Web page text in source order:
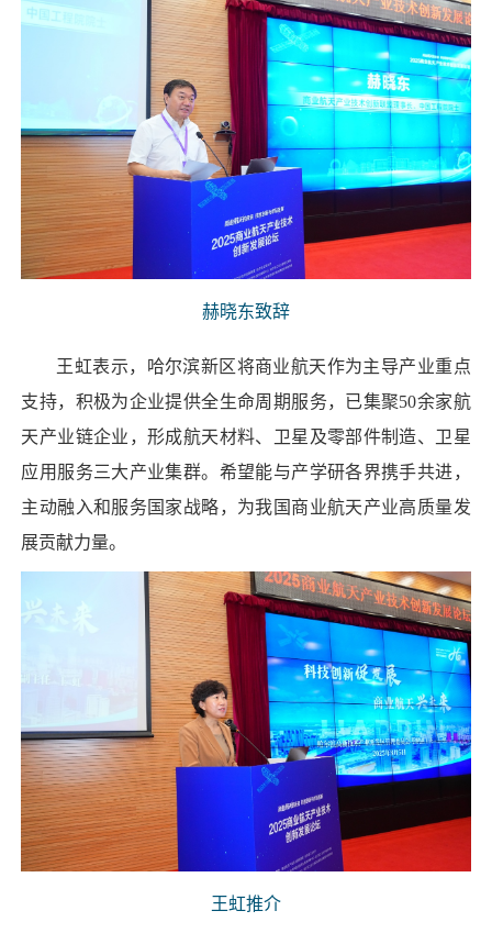
赫晓东致辞
王虹表示，哈尔滨新区将商业航天作为主导产业重点
支持，积极为企业提供全生命周期服务，已集聚50余家航
天产业链企业，形成航天材料、卫星及零部件制造、卫星
应用服务三大产业集群。希望能与产学研各界携手共进，
主动融入和服务国家战略，为我国商业航天产业高质量发
展贡献力量。
王虹推介